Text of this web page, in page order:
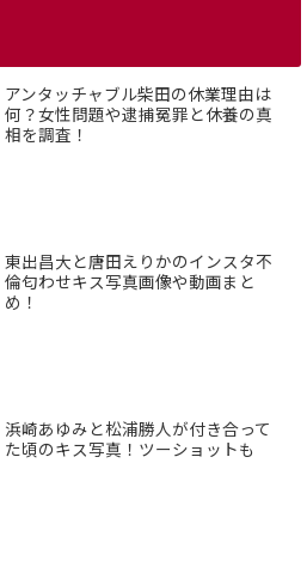
アンタッチャブル柴田の休業理由は
何？女性問題や逮捕冤罪と休養の真
相を調査！
東出昌大と唐田えりかのインスタ不
倫匂わせキス写真画像や動画まと
め！
浜崎あゆみと松浦勝人が付き合って
た頃のキス写真！ツーショットも